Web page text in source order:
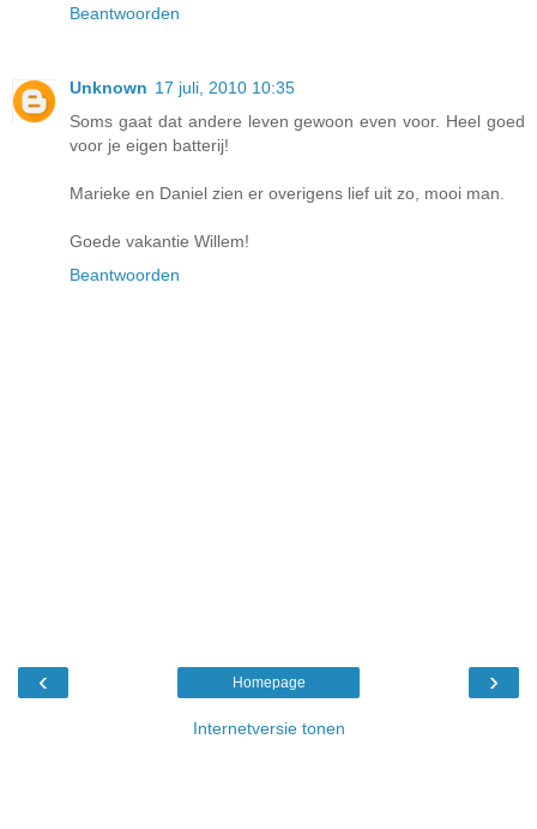
Beantwoorden
Unknown 17 juli, 2010 10:35
Soms gaat dat andere leven gewoon even voor. Heel goed
voor je eigen batterij!
Marieke en Daniel zien er overigens lief uit zo, mooi man.
Goede vakantie Willem!
Beantwoorden
‹ ›
Homepage
Internetversie tonen